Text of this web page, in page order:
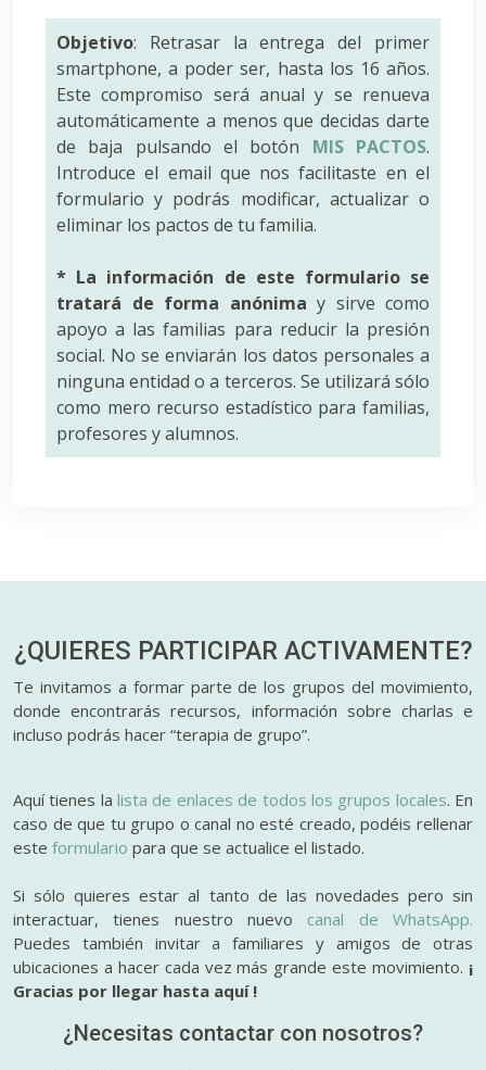
Objetivo: Retrasar la entrega del primer
smartphone, a poder ser, hasta los 16 años.
Este compromiso será anual y se renueva
automáticamente a menos que decidas darte
de baja pulsando el botón MIS PACTOS.
Introduce el email que nos facilitaste en el
formulario y podrás modificar, actualizar o
eliminar los pactos de tu familia.
* La información de este formulario se
tratará de forma anónima y sirve como
apoyo a las familias para reducir la presión
social. No se enviarán los datos personales a
ninguna entidad o a terceros. Se utilizará sólo
como mero recurso estadístico para familias,
profesores y alumnos.
¿QUIERES PARTICIPAR ACTIVAMENTE?
Te invitamos a formar parte de los grupos del movimiento,
donde encontrarás recursos, información sobre charlas e
incluso podrás hacer “terapia de grupo”.
Aquí tienes lalista de enlaces de todos los grupos locales. En
caso de que tu grupo o canal no esté creado, podéis rellenar
este formulario para que se actualice el listado.
Si sólo quieres estar al tanto de las novedades pero sin
interactuar, tienes nuestro nuevo canal de WhatsApp.
Puedes también invitar a familiares y amigos de otras
ubicaciones a hacer cada vez más grande este movimiento. ¡
Gracias por llegar hasta aquí !
¿Necesitas contactar con nosotros?